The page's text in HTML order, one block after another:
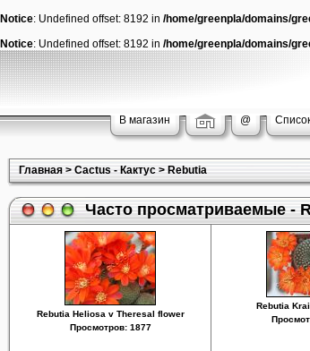
Notice: Undefined offset: 8192 in /home/greenpla/domains/
Notice: Undefined offset: 8192 in /home/greenpla/domains/
В магазин @
Главная>Cactus - Кактус>Rebutia
Часто просматриваемые -
Rebutia Heliosa v Theresal flower
Просмотров: 1877
Rebutia